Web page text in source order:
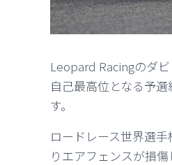
Leopard Racingのダ
自己最高位となる予
す。
ロードレース世界選
りエアフェンスが損